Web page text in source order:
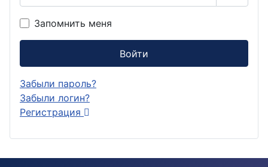
Запомнить меня
Войти
Забыли пароль?
Забыли логин?
Регистрация